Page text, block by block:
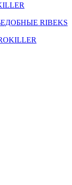
RIBEKS